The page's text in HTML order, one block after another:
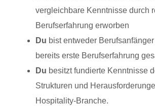
vergleichbare Kenntnisse durch
Berufserfahrung erworben
Du bist entweder
bereits erste Berufserfahrung
Du besitzt fundierte Kenntnisse
Strukturen und
Hospitality-Branche.